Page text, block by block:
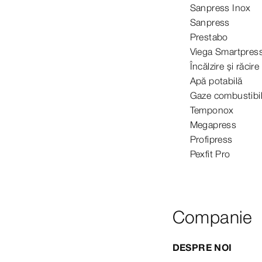
Sanpress Inox
Sanpress
Prestabo
Viega
Încălzire și răcire
Apă potabilă
Gaze
Temponox
Megapress
Profipress
Pexfit Pro
Companie
DESPRE NOI